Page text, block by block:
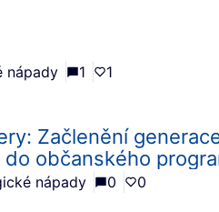
nápady 1 1
Začlenění
občanského
nápady 0 0